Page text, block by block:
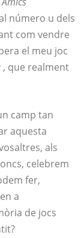
número u dels
com vendre
el meu joc
, que realment
camp tan
aquesta
als
celebrem
fer,
a
de jocs